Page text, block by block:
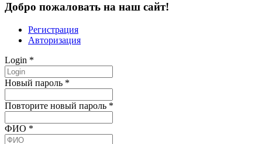
Добро пожаловать на наш сайт!
Регистрация
Авторизация
Login *
Новый пароль *
Повторите новый пароль *
ФИО *